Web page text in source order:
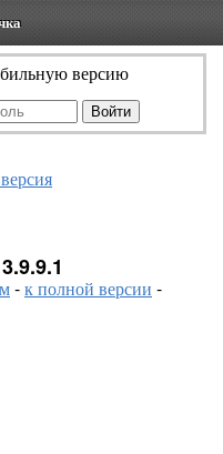
версию
-к полной версии -